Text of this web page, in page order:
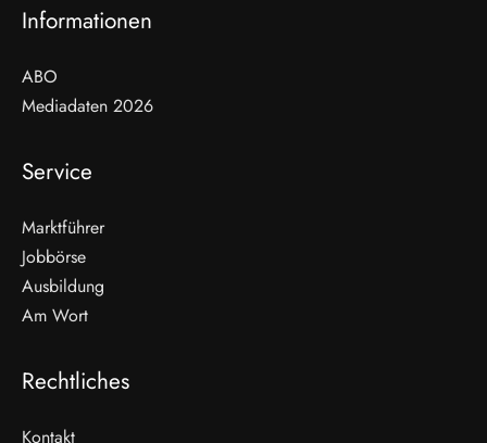
Informationen
ABO
Mediadaten 2026
Service
Marktführer
Jobbörse
Ausbildung
Am Wort
Rechtliches
Kontakt